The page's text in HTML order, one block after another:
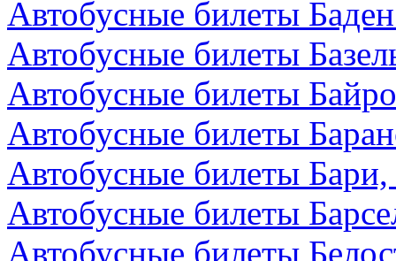
Автобусные билеты
Автобусные билеты
Автобусные билеты
Автобусные билеты
Автобусные билеты
Автобусные билеты
Автобусные билеты